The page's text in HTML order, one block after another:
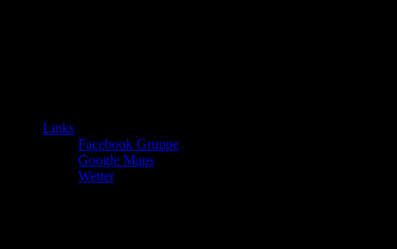
Links
Facebook Gruppe
Google Maps
Wetter